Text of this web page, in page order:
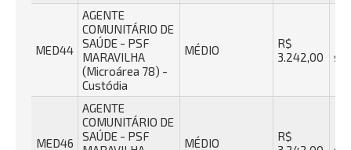
MED44
AGENTE
COMUNITÁRIO DE
SAÚDE - PSF
MARAVILHA
(Microárea 78) -
Custódia
MÉDIO
R$
3.242,00
MED46
AGENTE
COMUNITÁRIO DE
SAÚDE - PSF
MÉDIO
R$